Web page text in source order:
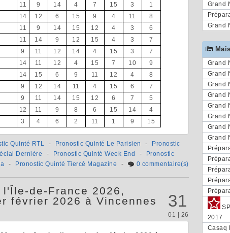
11 9 14 4 7 15 3
1
14 12 6 15 9 4 11
8
11 9 14 15 12 4 3
6
11 14 9 12 15 4 3
7
9 11 12 14 4 15 3
7
14 11 12 4 15 7 10
9
14 15 6 9 11 12 4
8
9 12 14 11 4 15 6
7
9 11 14 15 12 6 7
5
12 11 9 8 6 15 14
4
3 4 6 2 11 1 9 15
Quinté RTL - Pronostic Quinté Le Parisien -
Pronostic
Dernière - Pronostic Quinté Week End -
Pronostic
- Pronostic Quinté Tiercé Magazine - 0 commentaire(s)
de-France 2026,
février 2026 à Vincennes
31
01 | 26
Grand
Grand
Grand
Grand
Grand
Grand
Grand
Grand
Grand
Grand
2017
Casaq